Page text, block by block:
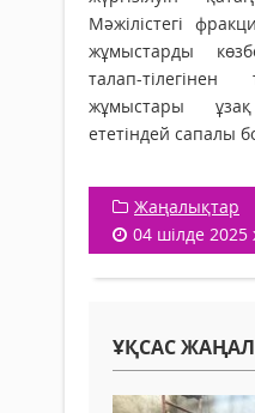
Мәжілістегі
жұмыстарды
талап-
жұмыстары
ететіндей сапалы
Жаңалықтар
04 шілде 2025
ҰҚСАС